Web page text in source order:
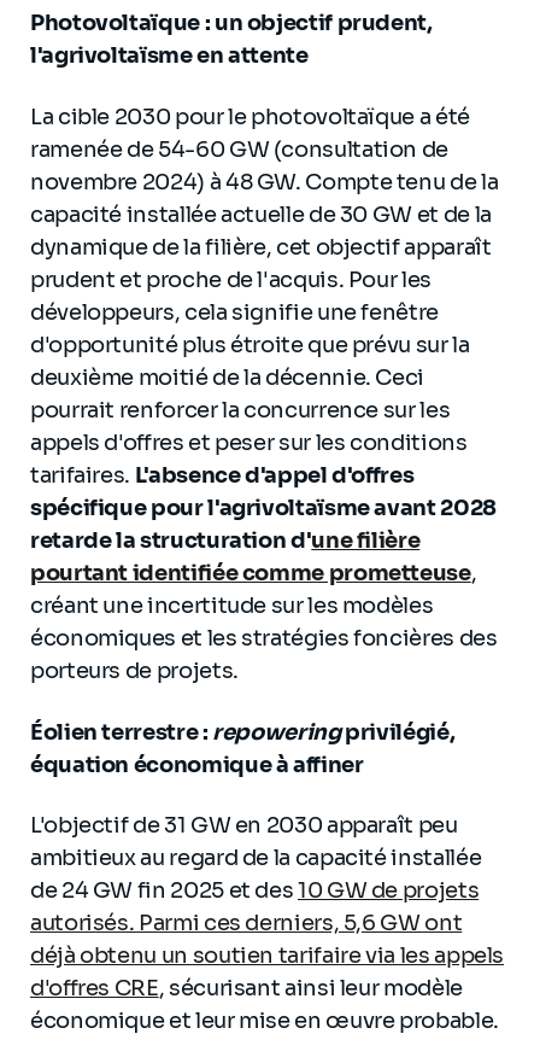
Photovoltaïque : un objectif prudent,
l'agrivoltaïsme en attente
La cible 2030 pour le photovoltaïque a été
ramenée de 54-60 GW (consultation de
novembre 2024) à 48 GW. Compte tenu de la
capacité installée actuelle de 30 GW et de la
dynamique de la filière, cet objectif apparaît
prudent et proche de l'acquis. Pour les
développeurs, cela signifie une fenêtre
d'opportunité plus étroite que prévu sur la
deuxième moitié de la décennie. Ceci
pourrait renforcer la concurrence sur les
appels d'offres et peser sur les conditions
tarifaires. L'absence d'appel d'offres
spécifique pour l'agrivoltaïsme avant 2028
retarde la structuration d'une filière
pourtant identifiée comme prometteuse,
créant une incertitude sur les modèles
économiques et les stratégies foncières des
porteurs de projets.
Éolien terrestre : repoweringprivilégié,
équation économique à affiner
L'objectif de 31 GW en 2030 apparaît peu
ambitieux au regard de la capacité installée
de 24 GW fin 2025 et des10 GW de projets
autorisés. Parmi ces derniers, 5,6 GW ont
déjà obtenu un soutien tarifaire via les appels
d'offres CRE, sécurisant ainsi leur modèle
économique et leur mise en œuvre probable.